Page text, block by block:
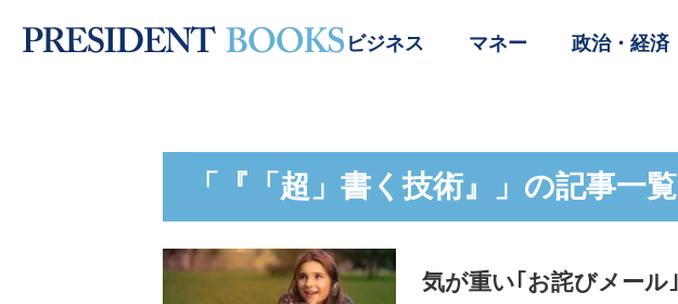
ビジネス マネー 政治・経済
「『「超」書く技術』」の記事一覧
気が重い｢お詫びメー